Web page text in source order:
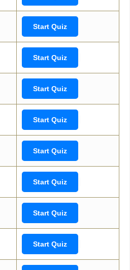
Start Quiz
Start Quiz
Start Quiz
Start Quiz
Start Quiz
Start Quiz
Start Quiz
Start Quiz